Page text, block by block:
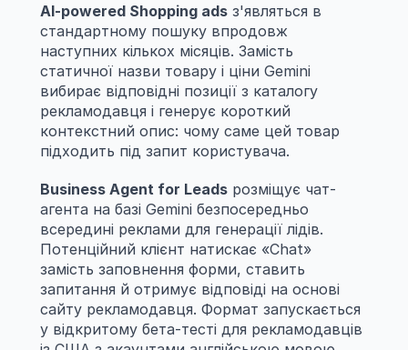
AI-powered Shopping ads з'являться в
стандартному пошуку впродовж
наступних кількох місяців. Замість
статичної назви товару і ціни Gemini
вибирає відповідні позиції з каталогу
рекламодавця і генерує короткий
контекстний опис: чому саме цей товар
підходить під запит користувача.
Business Agent for Leads розміщує чат-
агента на базі Gemini безпосередньо
всередині реклами для генерації лідів.
Потенційний клієнт натискає «Chat»
замість заповнення форми, ставить
запитання й отримує відповіді на основі
сайту рекламодавця. Формат запускається
у відкритому бета-тесті для рекламодавців